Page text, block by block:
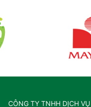
CÔNG TY TNHH DỊCH